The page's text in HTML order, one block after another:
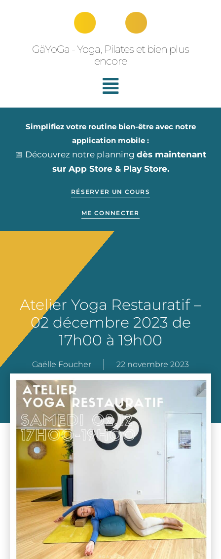
GäYoGa - Yoga, Pilates et bien plus
encore
Simplifiez votre routine bien-être avec notre
application mobile :
📅 Découvrez notre planning dès maintenant
sur App Store & Play Store.
RÉSERVER UN COURS
ME CONNECTER
Atelier Yoga Restauratif –
02 décembre 2023 de
17h00 à 19h00
Gaëlle Foucher 22 novembre 2023